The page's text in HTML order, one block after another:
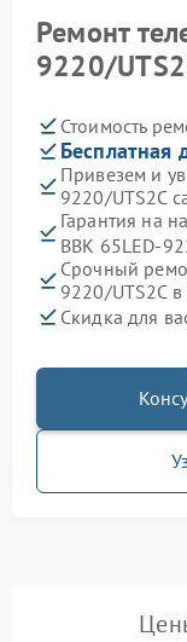
Ремонт
9220/
Стоимость
Бесплатная
Привезем и
9220/UTS2C
Гарантия на
BBK 65LED-
Срочный
9220/UTS2C в
Скидка для